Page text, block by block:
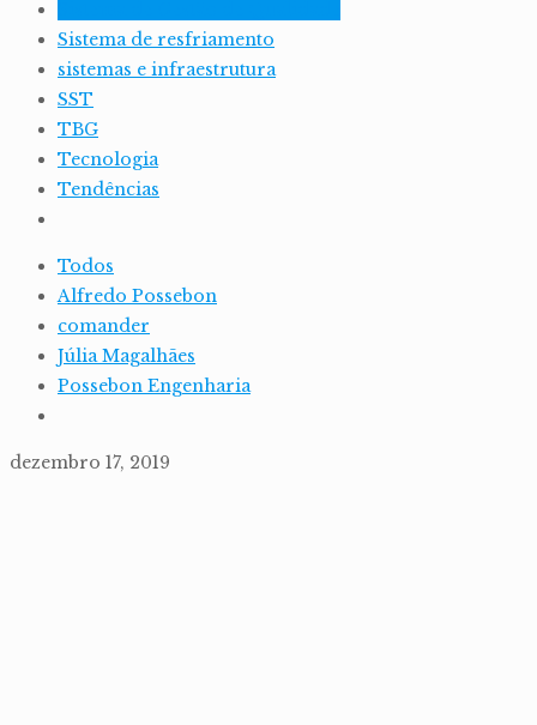
Sistema de resfriamento
sistemas e infraestrutura
SST
TBG
Tecnologia
Tendências
Todos
Alfredo Possebon
comander
Júlia Magalhães
Possebon Engenharia
dezembro 17, 2019